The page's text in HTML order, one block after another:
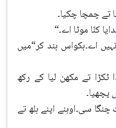
تے چمچا چکیا۔
کنّا موٹا اے۔“
اے۔بکواس بند کر“میں
تے مکھن لیا کے رکھ
سی۔اوہنے اپنے بلھ تے